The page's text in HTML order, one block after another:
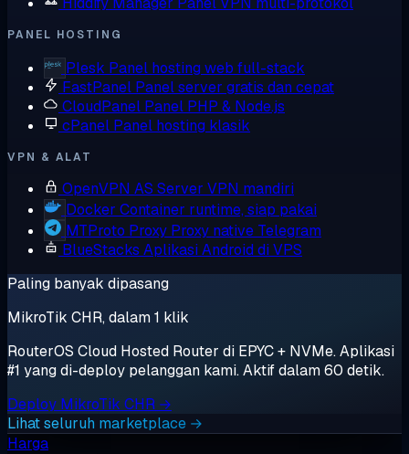
PANEL HOSTING
Plesk Panel hosting web full-stack
FastPanel Panel server gratis dan cepat
CloudPanel Panel PHP & Node.js
cPanel Panel hosting klasik
VPN & ALAT
OpenVPN AS Server VPN mandiri
Docker Container runtime, siap pakai
MTProto Proxy Proxy native Telegram
BlueStacks Aplikasi Android di VPS
Paling banyak dipasang
MikroTik CHR, dalam 1 klik
RouterOS Cloud Hosted Router di EPYC + NVMe. Aplikasi
#1 yang di-deploy pelanggan kami. Aktif dalam 60 detik.
Deploy MikroTik CHR →
Lihat seluruh marketplace →
Harga